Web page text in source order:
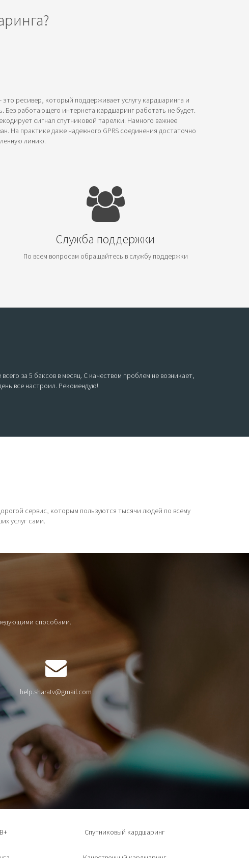
ресивер, который поддерживает услугу кардшаринга и
Без работающего интернета кардшаринг работать не будет.
сигнал спутниковой тарелки. Намного важнее
На практике даже надежного GPRS соединения достаточно
линию.
Служба поддержки
По всем вопросам обращайтесь в службу поддержки
за 5 баксов в месяц. С качеством проблем не возникает,
все настроил. Рекомендую!
сервис, которым пользуются тысячи людей по всему
услуг сами.
способами.
help.sharatv@gmail.com
Спутниковый кардшаринг